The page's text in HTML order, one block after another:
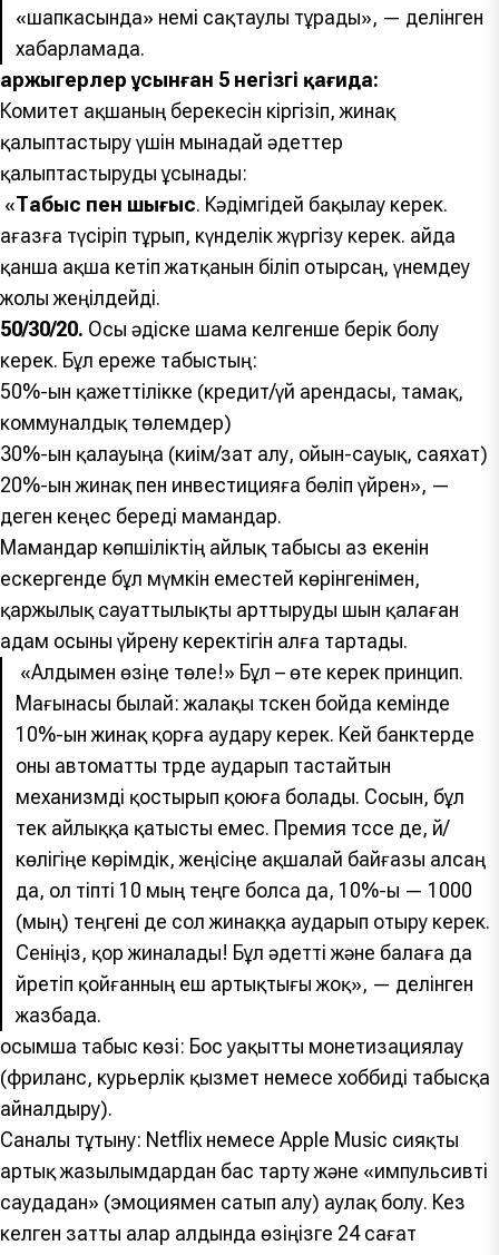
«шапкасында» үнемі сақтаулы тұрады», — делінген
хабарламада.
Қаржыгерлер ұсынған 5 негізгі қағида:
Комитет ақшаның берекесін кіргізіп, жинақ
қалыптастыру үшін мынадай әдеттер
қалыптастыруды ұсынады:
«Табыс пен шығыс. Кәдімгідей бақылау керек.
Қағазға түсіріп тұрып, күнделік жүргізу керек. Қайда
қанша ақша кетіп жатқанын біліп отырсаң, үнемдеу
жолы жеңілдейді.
50/30/20. Осы әдіске шама келгенше берік болу
керек. Бұл ереже табыстың:
50%-ын қажеттілікке (кредит/үй арендасы, тамақ,
коммуналдық төлемдер)
30%-ын қалауыңа (киім/зат алу, ойын-сауық, саяхат)
20%-ын жинақ пен инвестицияға бөліп үйрен», —
деген кеңес береді мамандар.
Мамандар көпшіліктің айлық табысы аз екенін
ескергенде бұл мүмкін еместей көрінгенімен,
қаржылық сауаттылықты арттыруды шын қалаған
адам осыны үйрену керектігін алға тартады.
«Алдымен өзіңе төле!» Бұл – өте керек принцип.
Мағынасы былай: жалақы түскен бойда кемінде
10%-ын жинақ қорға аудару керек. Кей банктерде
оны автоматты түрде аударып тастайтын
механизмді қостырып қоюға болады. Сосын, бұл
тек айлыққа қатысты емес. Премия түссе де, үй/
көлігіңе көрімдік, жеңісіңе ақшалай байғазы алсаң
да, ол тіпті 10 мың теңге болса да, 10%-ы — 1000
(мың) теңгені де сол жинаққа аударып отыру керек.
Сеніңіз, қор жиналады! Бұл әдетті және балаға да
үйретіп қойғанның еш артықтығы жоқ», — делінген
жазбада.
Қосымша табыс көзі: Бос уақытты монетизациялау
(фриланс, курьерлік қызмет немесе хоббиді табысқа
айналдыру).
Саналы тұтыну: Netflix немесе Apple Music сияқты
артық жазылымдардан бас тарту және «импульсивті
саудадан» (эмоциямен сатып алу) аулақ болу. Кез
келген затты алар алдында өзіңізге 24 сағат